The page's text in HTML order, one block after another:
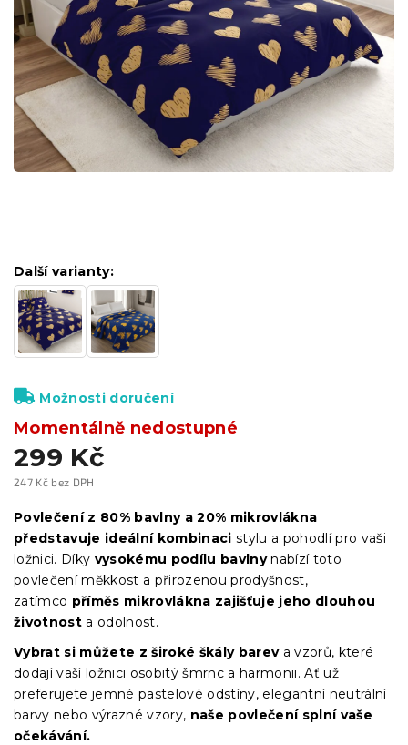
299 Kč
247 Kč bez DPH
cena:
Momentálně nedostupné
Další varianty:
Možnosti doručení
Povlečení z 80% bavlny a 20% mikrovlákna
představuje ideální kombinaci stylu a pohodlí pro vaši
ložnici. Díky vysokému podílu bavlny nabízí toto
povlečení měkkost a přirozenou prodyšnost,
zatímco příměs mikrovlákna zajišťuje jeho dlouhou
životnost a odolnost.
Vybrat si můžete z široké škály bareva vzorů, které
dodají vaší ložnici osobitý šmrnc a harmonii. Ať už
preferujete jemné pastelové odstíny, elegantní neutrální
barvy nebo výrazné vzory, naše povlečení splní vaše
očekávání.